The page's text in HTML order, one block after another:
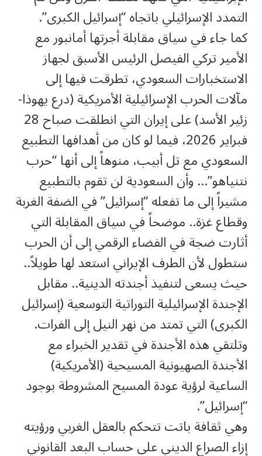
التمدد الإسرائيلي باتجاه “إسرائيل الكبرى”.
كما جاء في سياق مقابلة أجرتها أمانبور مع
الأمير تركي الفيصل الرئيس الأسبق لجهاز
الاستخبارات السعودي، تطرقت فيها إلى
مآلات الحرب الإسرائيلية الأمريكية (درع يهوذا-
زئير الأسد) على إيران التي انطلقت صباح 28
فبراير 2026، فيما لو كان من أهدافها التطبيع
السعودي مع تل أبيب، منوهاً إلى أنها “حرب
نتنياهو”… وأن السعودية لن تقوم بالتطبيع
مشيراً إلى ما تفعله “إسرائيل” في الضفة الغربة
وقطاع غزة.. موضحاً في سياق المقابلة التي
أثارت ضجة في الفضاء الرقمي إلى أن الحرب
ستطول لأن الطرف الإيراني استعد لها طويلاً..
حيث يسعى لتنفيذ أجندته الدينية.. مقابل
الإجندة الإسرائيلية التوراتية التوسعية (إسرائيل
الكبرى) التي تمتد من نهر النيل إلى الفرات.
وتلتقي هذه الأجندة في تقدير الخبراء مع
الأجندة الصهيونية المسيحية (الأمريكية)
الساعية لرؤية عودة المسيح المشروطة بوجود
“إسرائيل”.
وهي ثقافة باتت تتحكم بالعقل الغربي ورؤيته
إزاء الصراع الديني على حساب البعد القانوني